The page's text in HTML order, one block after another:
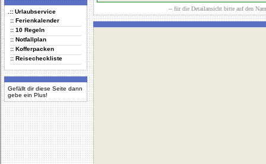
.:: Urlaubservice
:: Ferienkalender
:: 10 Regeln
:: Notfallplan
:: Kofferpacken
:: Reisecheckliste
Gefällt dir diese Seite dann
gebe ein Plus!
-- für die Detailansicht bitte auf den